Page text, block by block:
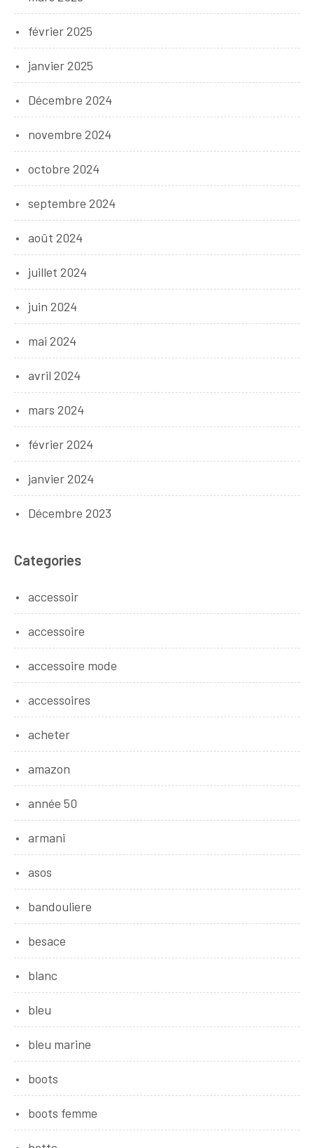
février 2025
janvier 2025
Décembre 2024
novembre 2024
octobre 2024
septembre 2024
août 2024
juillet 2024
juin 2024
mai 2024
avril 2024
mars 2024
février 2024
janvier 2024
Décembre 2023
Categories
accessoir
accessoire
accessoire mode
accessoires
acheter
amazon
année 50
armani
asos
bandouliere
besace
blanc
bleu
bleu marine
boots
boots femme